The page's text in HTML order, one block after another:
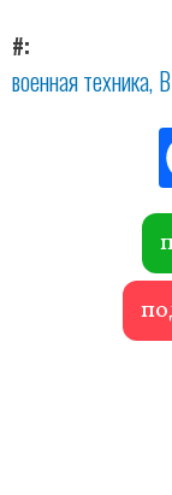
#
военная техника